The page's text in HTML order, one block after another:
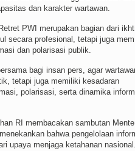
dan karakter wartawan.
PWI merupakan bagian dari
secara profesional, tetapi juga
dan polarisasi publik.
bagi insan pers, agar
tetapi juga memiliki kesadaran
polarisasi, serta dinamika
RI membacakan sambutan
bahwa pengelolaan
upaya menjaga ketahanan nasional.